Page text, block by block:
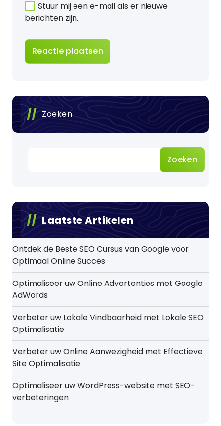
Stuur mij een e-mail als er nieuwe
berichten zijn.
Zoeken
Zoeken
Laatste Artikelen
Ontdek de Beste SEO Cursus van Google voor
Optimaal Online Succes
Optimaliseer uw Online Advertenties met Google
AdWords
Verbeter uw Lokale Vindbaarheid met Lokale SEO
Optimalisatie
Verbeter uw Online Aanwezigheid met Effectieve
Site Optimalisatie
Optimaliseer uw WordPress-website met SEO-
verbeteringen